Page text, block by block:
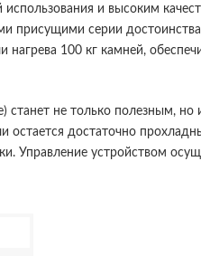
и высоким
присущими серии
нагрева 100 кг камней,
станет не только полезным,
остается достаточно
Управление устройством